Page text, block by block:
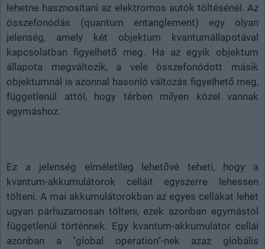
lehetne hasznosítani az elektromos autók töltésénél. Az
összefonódás (quantum entanglement) egy olyan
jelenség, amely két objektum kvantumállapotával
kapcsolatban figyelhető meg. Ha az egyik objektum
állapota megváltozik, a vele összefonódott másik
objektumnál is azonnal hasonló változás figyelhető meg,
függetlenül attól, hogy térben milyen közel vannak
egymáshoz.
Ez a jelenség elméletileg lehetővé teheti, hogy a
kvantum-akkumulátorok celláit egyszerre lehessen
tölteni. A mai akkumulátorokban az egyes cellákat lehet
ugyan párhuzamosan tölteni, ezek azonban egymástól
függetlenül történnek. Egy kvantum-akkumulátor cellái
azonban a "global operation"-nek azaz globális